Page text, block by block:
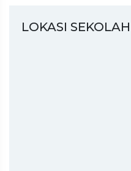
LOKASI SEKOLAH